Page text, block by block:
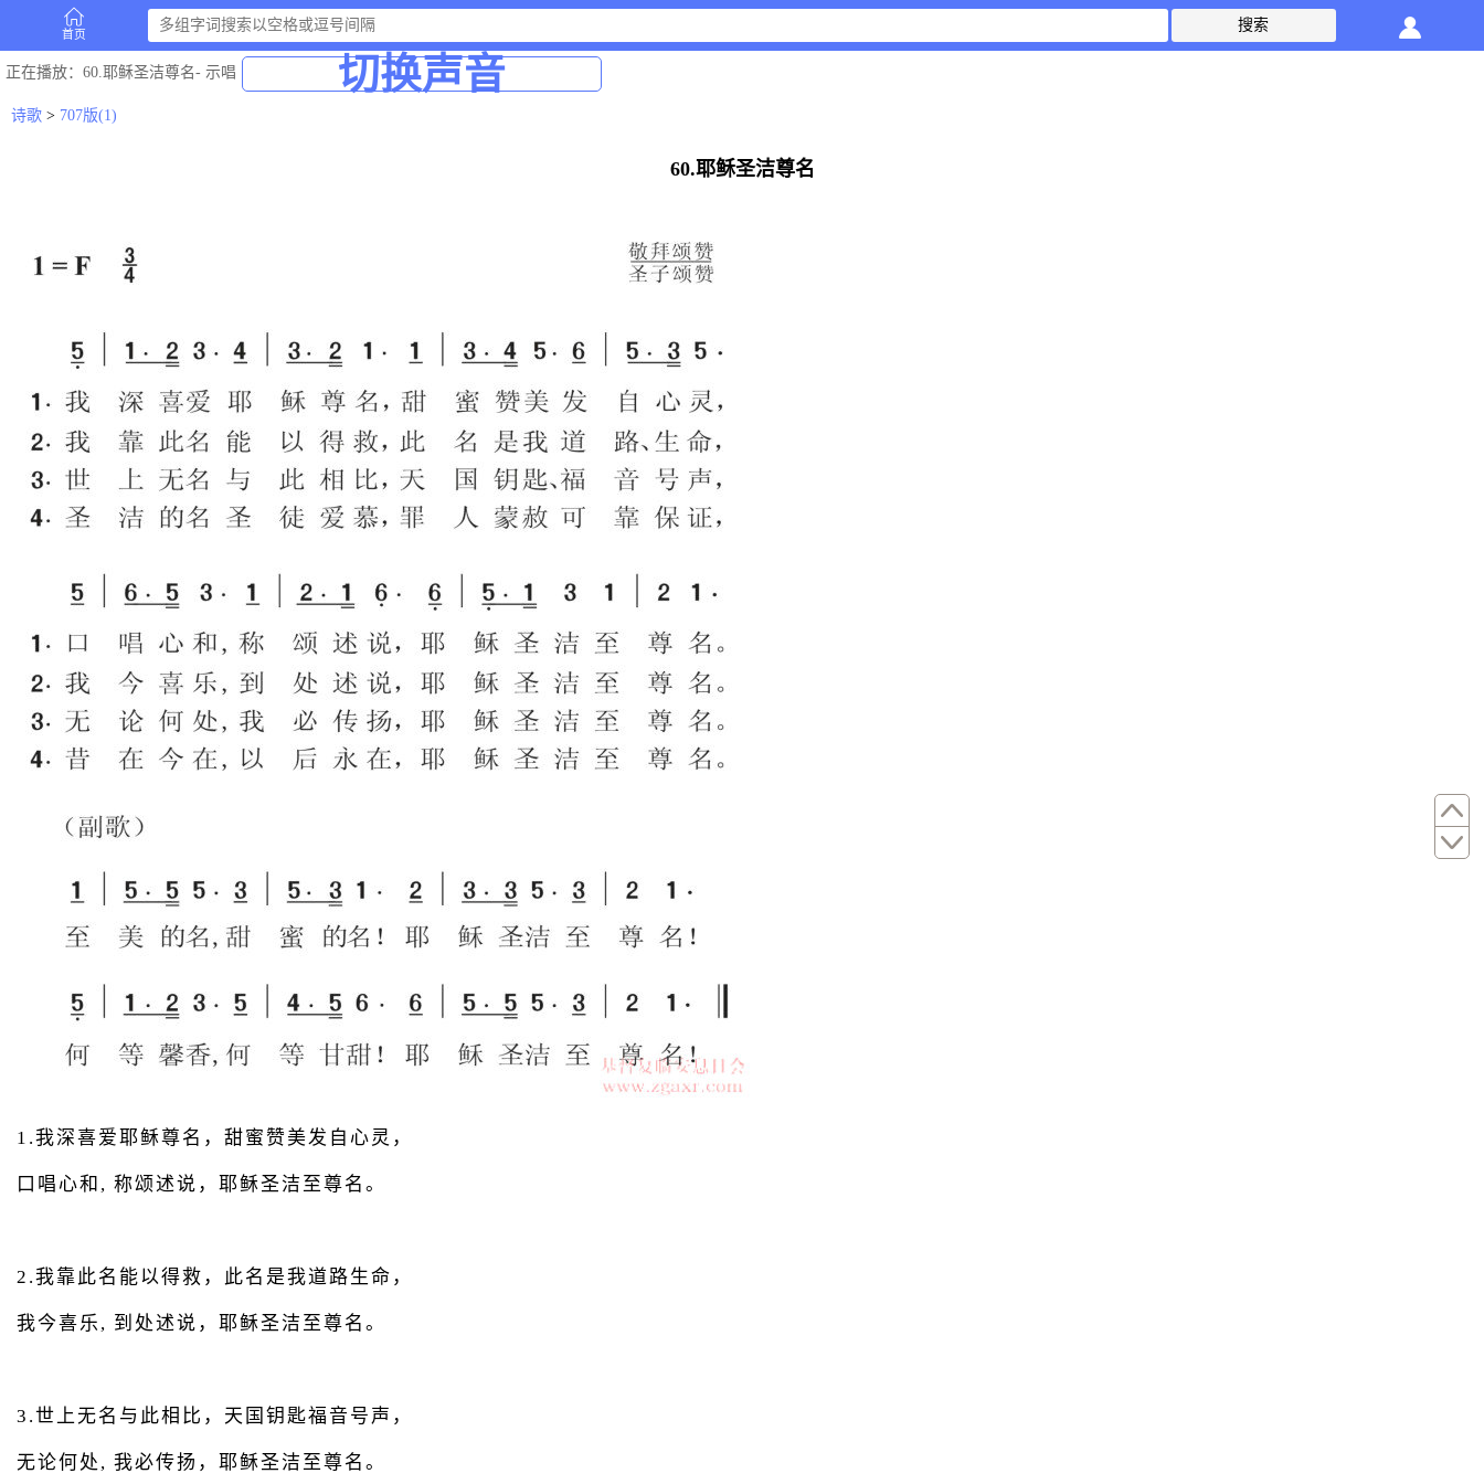
首页
正在播放：60.耶稣圣洁尊名- 示唱 切换声音
诗歌 > 707版(1)
60.耶稣圣洁尊名
1.我深喜爱耶稣尊名，甜蜜赞美发自心灵，
口唱心和, 称颂述说，耶稣圣洁至尊名。
2.我靠此名能以得救，此名是我道路生命，
我今喜乐, 到处述说，耶稣圣洁至尊名。
3.世上无名与此相比，天国钥匙福音号声，
无论何处, 我必传扬，耶稣圣洁至尊名。